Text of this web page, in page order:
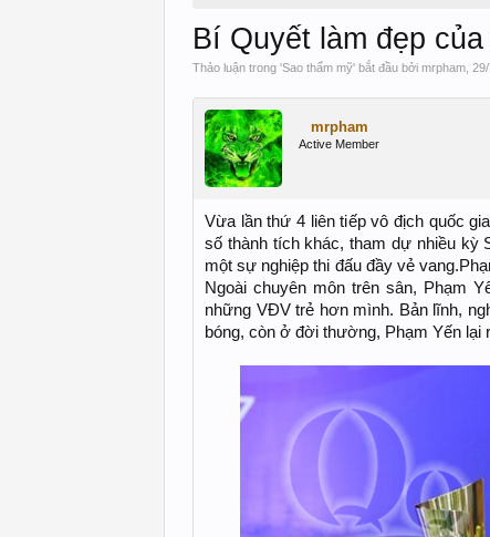
Bí Quyết làm đẹp
Thảo luận trong 'Sao thẩm mỹ' bắt đầu bởi mrpham
mrpham
Active Member
Vừa lần thứ 4 liên tiếp vô địch quốc
số thành tích khác, tham dự nhiều kỳ
một sự nghiệp thi đấu đầy vẻ
Ngoài chuyên môn trên sân, Phạm
những VĐV trẻ hơn mình. Bản lĩnh,
bóng, còn ở đời thường, Phạm Yến lại